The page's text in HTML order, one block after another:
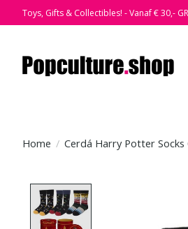
Toys, Gifts & Collectibles! - Vanaf € 30,-
Home / Cerdá Harry Potter